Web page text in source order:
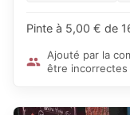
Pinte à 5,00 € de
Ajouté par la
être incorrectes